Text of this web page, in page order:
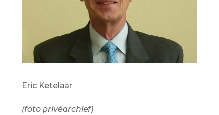
Eric Ketelaar
(foto privéarchief)